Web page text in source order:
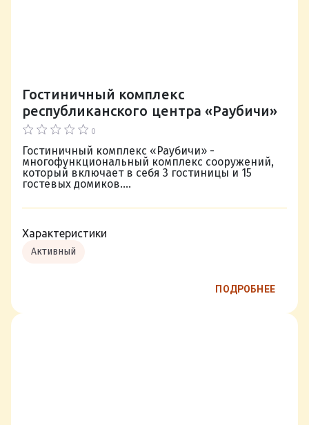
Гостиничный комплекс
республиканского центра «Раубичи»
0
Гостиничный комплекс «Раубичи» -
многофункциональный комплекс сооружений,
который включает в себя 3 гостиницы и 15
гостевых домиков....
Характеристики
Активный
ПОДРОБНЕЕ